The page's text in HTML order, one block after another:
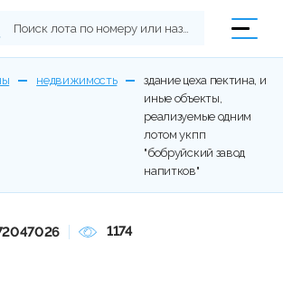
недвижимость
здание цеха пектина, и
иные объекты,
реализуемые одним
лотом укпп
"бобруйский завод
напитков"
1174